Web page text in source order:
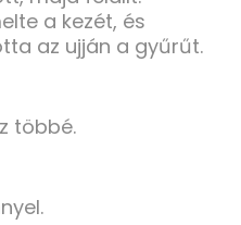
a kezét, és
az ujján a gyűrűt.
többé.